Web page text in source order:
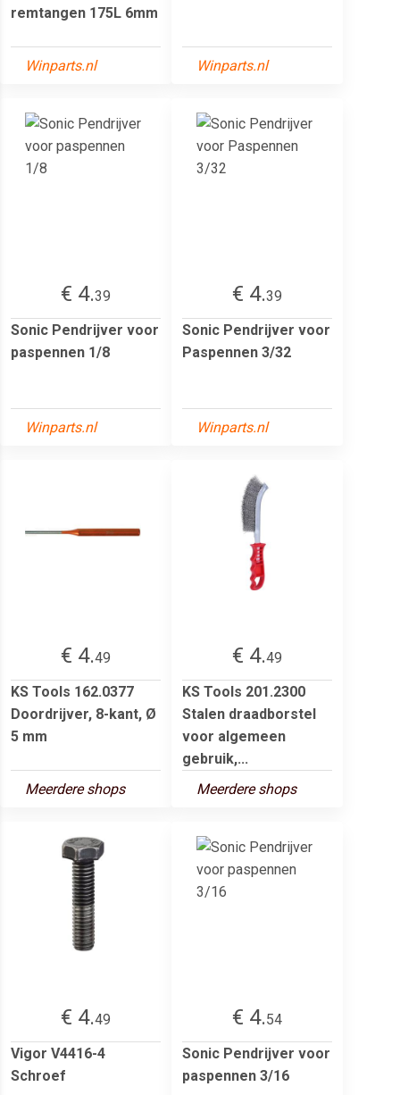
remtangen 175L 6mm
Winparts.nl Winparts.nl
€ 4.39
Sonic Pendrijver voor
paspennen 1/8
Winparts.nl
€ 4.39
Sonic Pendrijver voor
Paspennen 3/32
Winparts.nl
€ 4.49
KS Tools 162.0377
Doordrijver, 8-kant, Ø
5 mm
Meerdere shops
€ 4.49
KS Tools 201.2300
Stalen draadborstel
voor algemeen
gebruik,...
Meerdere shops
€ 4.49
Vigor V4416-4
Schroef
€ 4.54
Sonic Pendrijver voor
paspennen 3/16